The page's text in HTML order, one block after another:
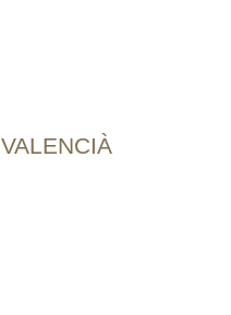
VALENCIÀ